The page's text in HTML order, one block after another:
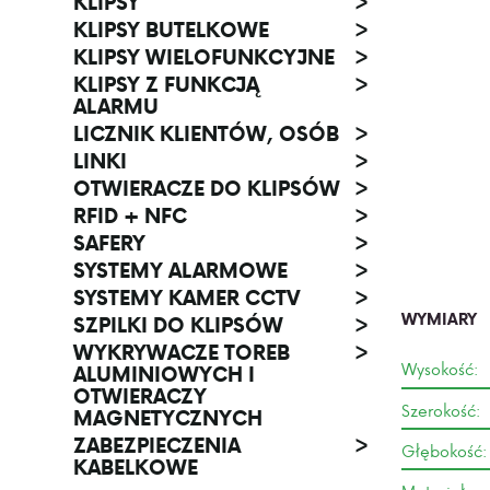
KLIPSY BUTELKOWE
>
KLIPSY WIELOFUNKCYJNE
>
KLIPSY Z FUNKCJĄ
ALARMU
>
LICZNIK KLIENTÓW, OSÓB >
LINKI
>
OTWIERACZE DO KLIPSÓW >
RFID + NFC
>
SAFERY
>
SYSTEMY ALARMOWE
>
SYSTEMY KAMER CCTV
>
SZPILKI DO KLIPSÓW
>
WYKRYWACZE TOREB
ALUMINIOWYCH I
OTWIERACZY
MAGNETYCZNYCH
>
ZABEZPIECZENIA
KABELKOWE
>
WYMIARY
Wysokość:
Szerokość:
Głębokość: